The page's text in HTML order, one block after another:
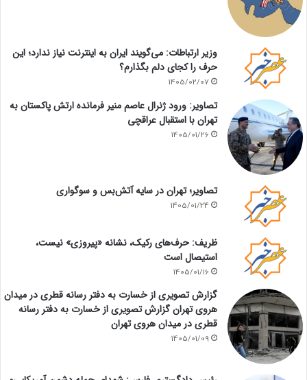
وزیر ارتباطات: می‌گویند ایران به اینترنت نیاز ندارد؛ این
حرف را کجای دلم بگذارم؟
1405/02/07
تصاویر: ورود ژنرال عاصم منیر فرمانده ارتش پاکستان به
تهران با استقبال عراقچی
1405/01/26
تصاویر؛ تهران در سایه آتش‌بس و سوگواری
1405/01/24
ظریف: حرف‌های رکیک، نشانه «پیروزی» نیست،
استیصال است
1405/01/16
گزارش تصویری از خسارت به دفتر رسانه قطری در میدان
هروی تهران گزارش تصویری از خسارت به دفتر رسانه
قطری در میدان هروی تهران
1405/01/09